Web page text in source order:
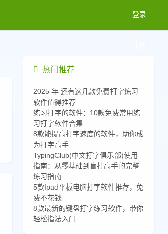
登录
热门推荐
2025 年 还有这几款免费打字练习
软件值得推荐
练习打字的软件：10款免费常用练
习打字软件合集
8款能提高打字速度的软件，助你成
为打字高手
TypingClub(中文打字俱乐部)使用
指南：从零基础到盲打高手的完整
练习指南
5款Ipad平板电脑打字软件推荐，免
费不花钱
8款最新的键盘打字练习软件，带你
轻松指法入门